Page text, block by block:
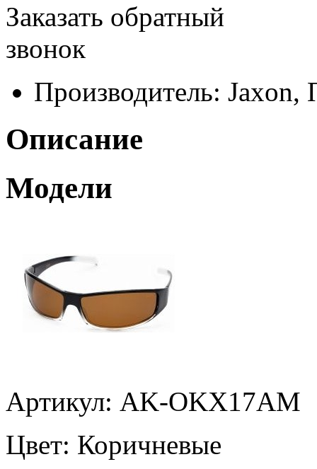
Заказать обратный
звонок
Производитель: Jaxon,
Описание
Модели
Артикул: AK-OKX17AM
Цвет: Коричневые